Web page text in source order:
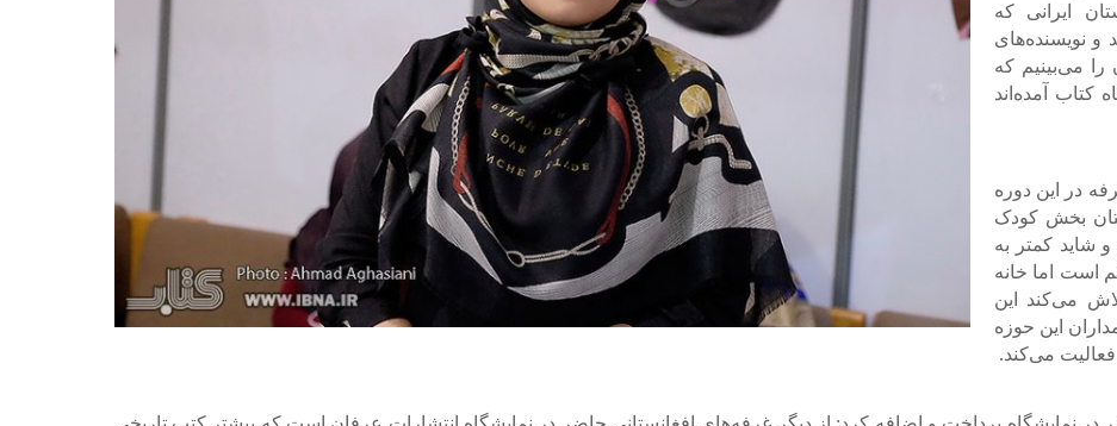
ایرانی که
و نویسنده‌های
می‌بینیم که
کتاب آمده‌اند
گفت: از افغانستان حدود 5 الی 6 غرفه در این دوره
بخش کودک
شاید کمتر به
است اما خانه
می‌کند این
این حوزه
می‌کند.